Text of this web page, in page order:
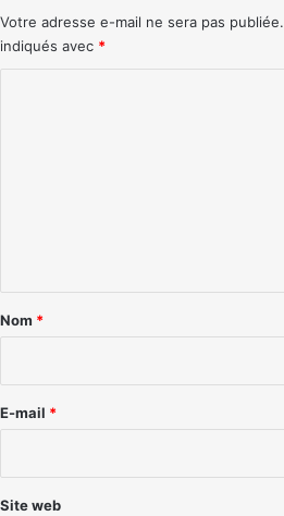
Votre adresse e-mail ne sera pas publiée.
indiqués avec *
a
e
Nom *
E-mail *
Site web